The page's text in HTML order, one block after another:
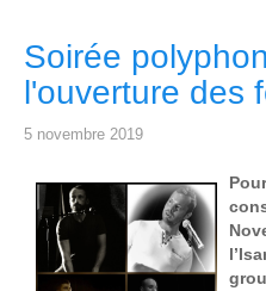
Soirée
l'ouverture des
5 novembre 2019